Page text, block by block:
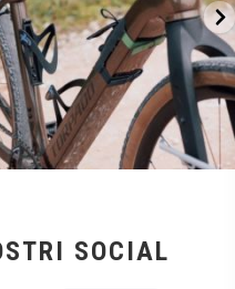
SOCIAL